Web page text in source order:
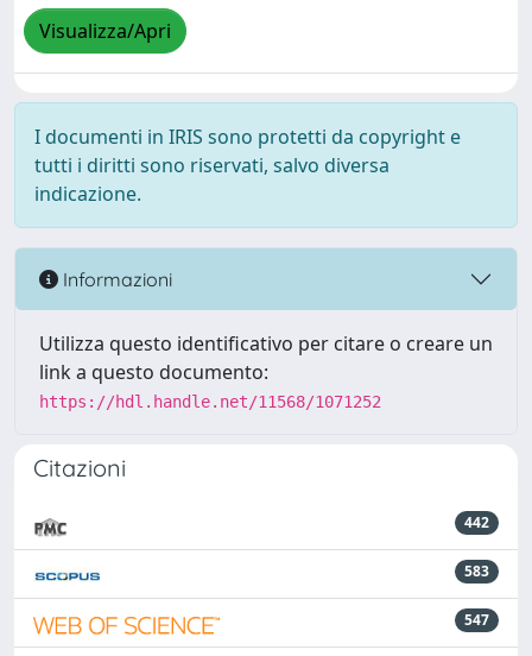
Visualizza/Apri
I documenti in IRIS sono protetti da copyright e
tutti i diritti sono riservati, salvo diversa
indicazione.
Informazioni
Utilizza questo identificativo per citare o creare un
link a questo documento:
https://hdl.handle.net/11568/1071252
Citazioni
442
583
547